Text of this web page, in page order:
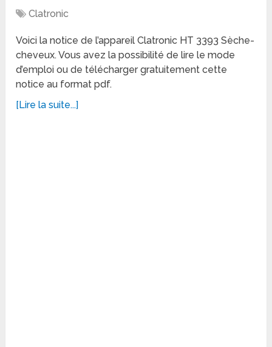
Clatronic
Voici la notice de l’appareil Clatronic HT 3393 Sèche-
cheveux. Vous avez la possibilité de lire le mode
d’emploi ou de télécharger gratuitement cette
notice au format pdf.
[Lire la suite...]